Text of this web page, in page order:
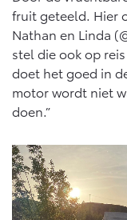
fruit geteeld. Hier
Nathan en Linda
stel die ook op
doet het goed in
motor wordt niet
doen.”